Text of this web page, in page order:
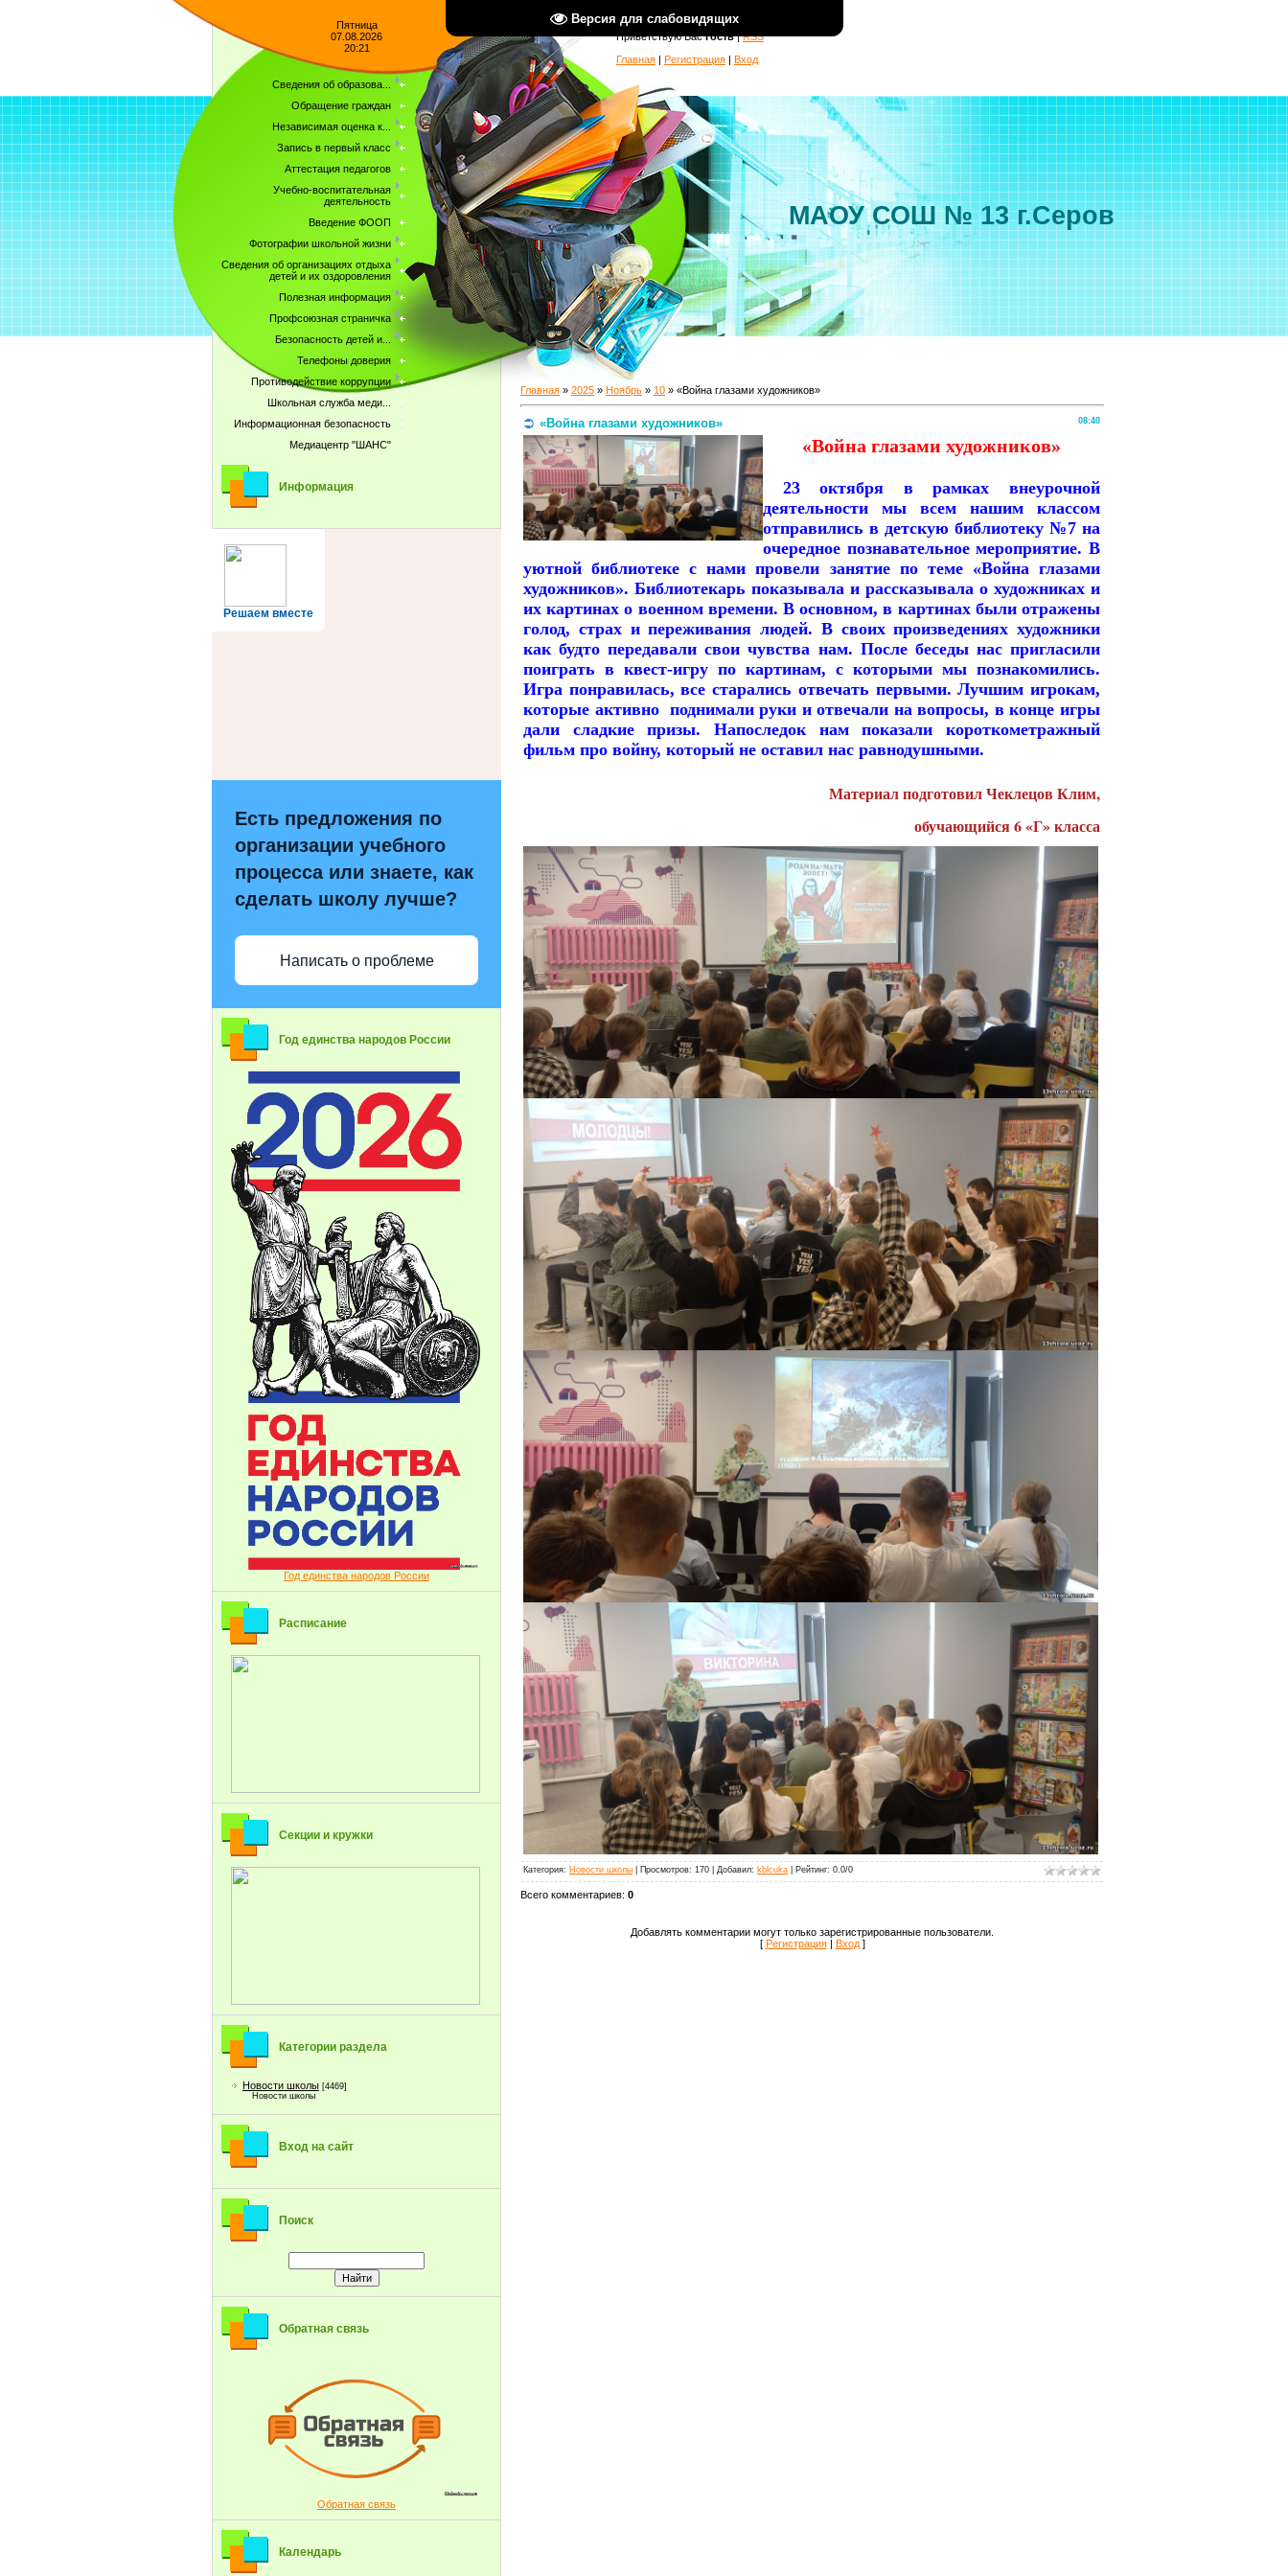
Версия для слабовидящих
Пятница
07.08.2026
20:21
Сведения об образова...
Обращение граждан
Независимая оценка к...
Запись в первый класс
Аттестация педагогов
Учебно-воспитательная
деятельность
Введение ФООП
Фотографии школьной жизни
Сведения об организациях отдыха
детей и их оздоровления
Полезная информация
Профсоюзная страничка
Безопасность детей и...
Телефоны доверия
Противодействие коррупции
Школьная служба меди...
Информационная безопасность
Медиацентр "ШАНС"
Информация
Решаем вместе
Есть предложения по
организации учебного
процесса или знаете, как
сделать школу лучше?
Написать о проблеме
Год единства народов России
Год единства народов России
Расписание
Секции и кружки
Категории раздела
Новости школы [4469]
Новости школы
Вход на сайт
Поиск
Обратная связь
Обратная связь
Календарь
Приветствую Вас Гость|RSS
Главная | Регистрация | Вход
МАОУ СОШ № 13 г.Серов
Главная » 2025 » Ноябрь » 10 » «Война глазами художников»
08:40
«Война глазами художников»
«Война глазами художников»
23 октября в рамках внеурочной
деятельности мы всем нашим классом
отправились в детскую библиотеку №7 на
очередное познавательное мероприятие. В
уютной библиотеке с нами провели занятие по теме «Война глазами
художников». Библиотекарь показывала и рассказывала о художниках и
их картинах о военном времени. В основном, в картинах были отражены
голод, страх и переживания людей. В своих произведениях художники
как будто передавали свои чувства нам. После беседы нас пригласили
поиграть в квест-игру по картинам, с которыми мы познакомились.
Игра понравилась, все старались отвечать первыми. Лучшим игрокам,
которые активно поднимали руки и отвечали на вопросы, в конце игры
дали сладкие призы. Напоследок нам показали короткометражный
фильм про войну, который не оставил нас равнодушными.
Материал подготовил Чеклецов Клим,
обучающийся 6 «Г» класса
Категория: Новости школы Просмотров: 170 Добавил: kblcuka Рейтинг: 0.0/0
Всего комментариев: 0
Добавлять комментарии могут только зарегистрированные пользователи.
[ Регистрация| Вход]